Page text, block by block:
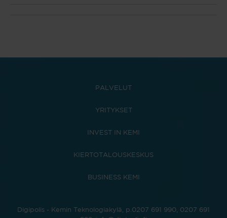
PALVELUT
YRITYKSET
INVEST IN KEMI
KIERTOTALOUSKESKUS
BUSINESS KEMI
Digipolis - Kemin Teknologiakylä, p.0207 691 990, 0207 691